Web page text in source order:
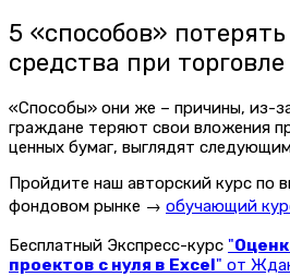
5 «способов»
средства при
«Способы» они же – причины, из-
граждане теряют свои вложения
ценных бумаг, выглядят
Пройдите наш авторский курс по
фондовом рынке → обучающий
Бесплатный Экспресс-курс "
проектов с нуля в Excel" от